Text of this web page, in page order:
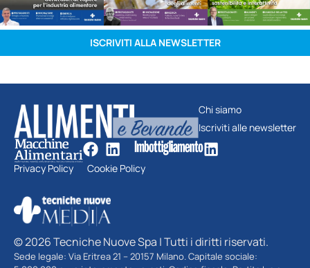
ISCRIVITI ALLA NEWSLETTER
Chi siamo
Iscriviti alle newsletter
Privacy Policy Cookie Policy
© 2026 Tecniche Nuove Spa | Tutti i diritti riservati.
Sede legale: Via Eritrea 21 – 20157 Milano. Capitale sociale: